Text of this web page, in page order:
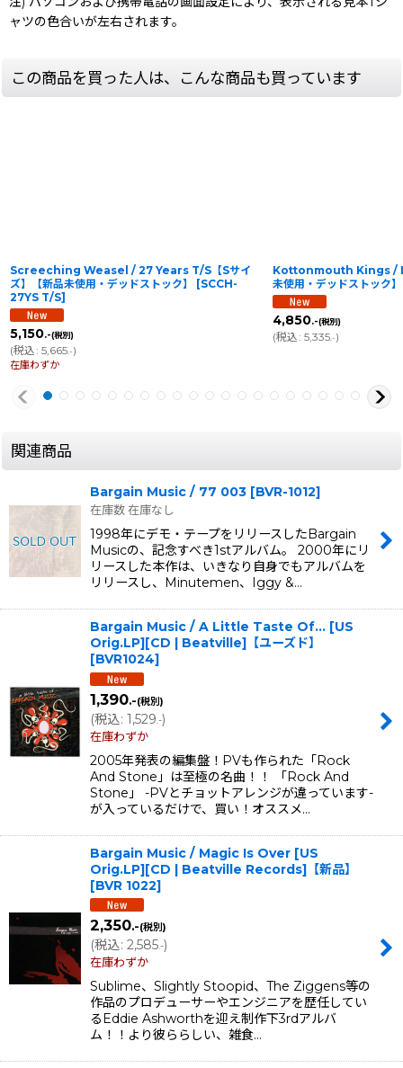
ャツの色合いが左右されます。
この商品を買った人は、こんな商品も買っています
Screeching Weasel / 27 Years T/S【Sサイ
ズ】【新品未使用・デッドストック】
[SCCH-
27YS T/S]
5,150.-(税別)
(税込: 5,665.-)
在庫わずか
Kottonmouth Kings /
未使用・デッドストック】
4,850.-(税別)
(税込: 5,335.-)
関連商品
Bargain Music / 77 003 [BVR-1012]
在庫数 在庫なし
1998年にデモ・テープをリリースしたBargain
Musicの、記念すべき1stアルバム。 2000年にリ
リースした本作は、いきなり自身でもアルバムを
リリースし、Minutemen、Iggy &…
Bargain Music / A Little Taste Of... [US
Orig.LP][CD | Beatville]【ユーズド】
[BVR1024]
1,390.-(税別)
(税込: 1,529 .-)
在庫わずか
2005年発表の編集盤！PVも作られた「Rock
And Stone」は至極の名曲！！ 「Rock And
Stone」 -PVとチョットアレンジが違っています-
が入っているだけで、買い！オススメ…
Bargain Music / Magic Is Over [US
Orig.LP][CD | Beatville Records]【新品】
[BVR 1022]
2,350.-(税別)
(税込: 2,585.-)
在庫わずか
Sublime、Slightly Stoopid、The Ziggens等の
作品のプロデューサーやエンジニアを歴任してい
るEddie Ashworthを迎え制作下3rdアルバ
ム！！より彼ららしい、雑食…